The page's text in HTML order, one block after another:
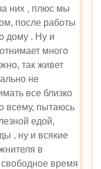
них , плюс мы
после работы
дому . Ну и
много
так живет
не
все близко
всему, пытаюсь
едой,
, ну и всякие
в
время